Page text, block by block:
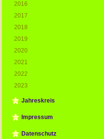
2016
2017
2018
2019
2020
2021
2022
2023
Jahreskreis
Impressum
Datenschutz